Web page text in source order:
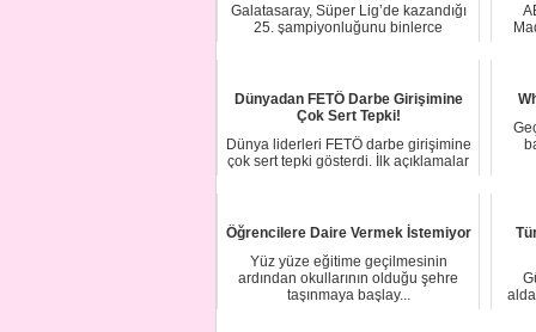
Galatasaray, Süper Lig’de kazandığı
25. şampiyonluğunu binlerce
Dünyadan FETÖ Darbe Girişimine
Çok Sert Tepki!
Dünya liderleri FETÖ darbe girişimine
çok sert tepki gösterdi. İlk açıklamalar
Öğrencilere Daire Vermek İstemiyor
Yüz yüze eğitime geçilmesinin
ardından okullarının olduğu şehre
taşınmaya başlay...